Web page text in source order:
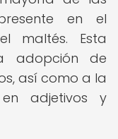
en el
maltés. Esta
adopción de
así como a la
adjetivos y